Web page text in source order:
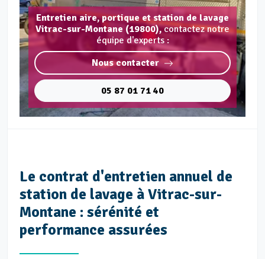
Entretien aire, portique et station de lavage
Vitrac-sur-Montane (19800),contactez notre
équipe d'experts :
Nous contacter
05 87 01 71 40
Le contrat d'entretien annuel de
station de lavage à Vitrac-sur-
Montane : sérénité et
performance assurées